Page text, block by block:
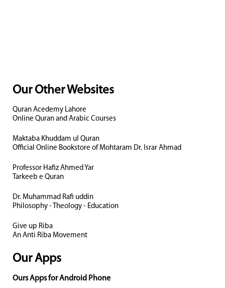
Our Other Websites
Quran Acedemy Lahore
Online Quran and Arabic Courses
Maktaba Khuddam ul Quran
Official Online Bookstore of Mohtaram Dr. Israr Ahmad
Professor Hafiz Ahmed Yar
Tarkeeb e Quran
Dr. Muhammad Rafi uddin
Philosophy - Theology - Education
Give up Riba
An Anti Riba Movement
Our Apps
Ours Apps for Android Phone